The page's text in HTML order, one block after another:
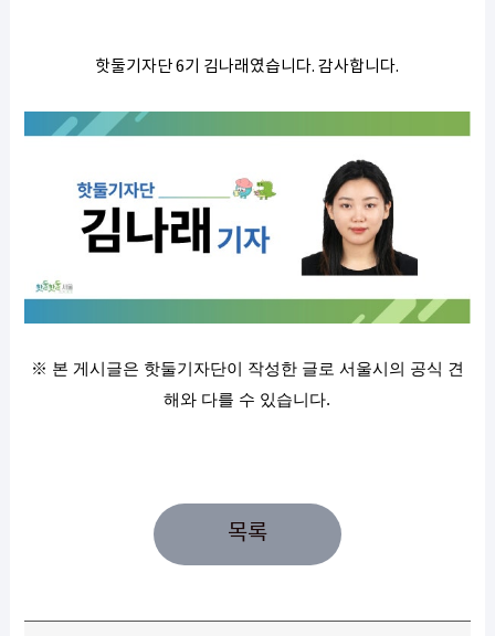
핫둘기자단 6기 김나래였습니다. 감사합니다.
※ 본 게시글은 핫둘기자단이 작성한 글로 서울시의 공식 견
해와 다를 수 있습니다.
목록